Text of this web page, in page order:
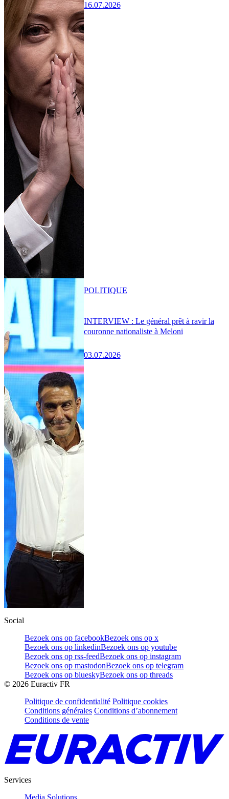
16.07.2026
INTERVIEW : Le général prêt à ravir la
couronne nationaliste à Meloni
03.07.2026
POLITIQUE
Social
Bezoek ons op facebookBezoek ons op x
Bezoek ons op linkedinBezoek ons op youtube
Bezoek ons op rss-feedBezoek ons op instagram
Bezoek ons op mastodonBezoek ons op telegram
Bezoek ons op blueskyBezoek ons op threads
© 2026 Euractiv FR
Politique de confidentialité Politique cookies
Conditions générales Conditions d’abonnement
Conditions de vente
Services
Media Solutions